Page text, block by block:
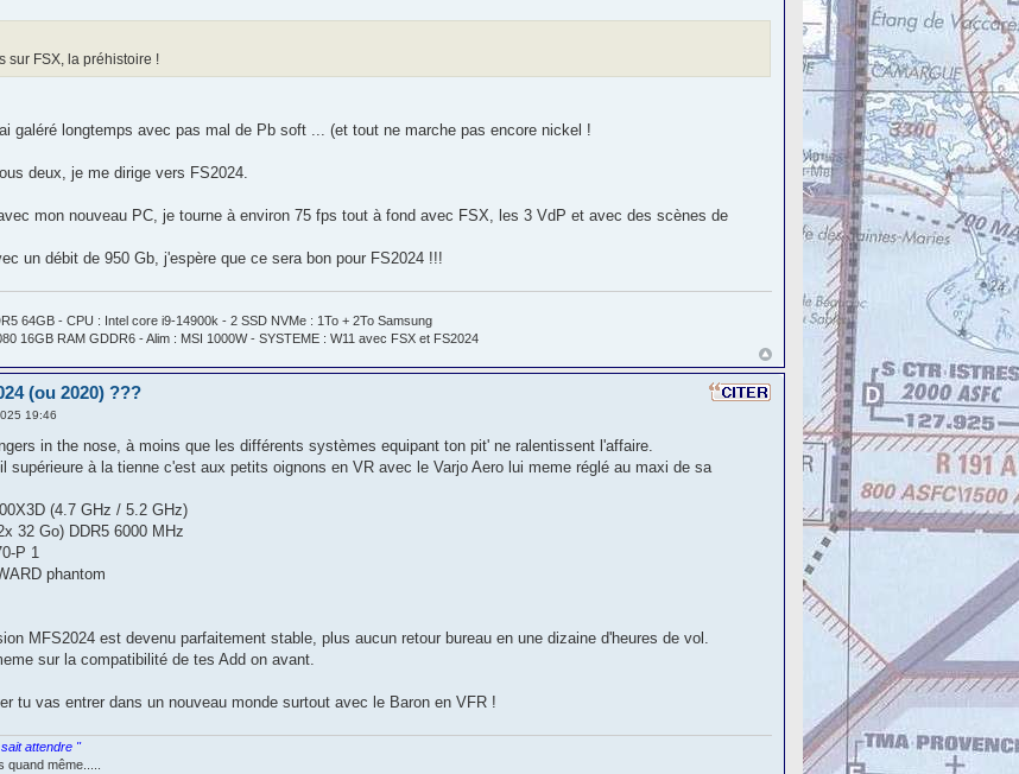
sur FSX, la préhistoire !
galéré longtemps avec pas mal de Pb soft ... (et tout ne marche pas encore nickel !
deux, je me dirige vers FS2024.
mon nouveau PC, je tourne à environ 75 fps tout à fond avec FSX, les 3 VdP et avec des scènes de
un débit de 950 Gb, j'espère que ce sera bon pour FS2024 !!!
64GB - CPU : Intel core i9-14900k - 2 SSD NVMe : 1To + 2To Samsung
16GB RAM GDDR6 - Alim : MSI 1000W - SYSTEME : W11 avec FSX et FS2024
(ou 2020) ???
19:46
in the nose, à moins que les différents systèmes equipant ton pit' ne ralentissent l'affaire.
supérieure à la tienne c'est aux petits oignons en VR avec le Varjo Aero lui meme réglé au maxi de sa
(4.7 GHz / 5.2 GHz)
32 Go) DDR5 6000 MHz
P 1
phantom
MFS2024 est devenu parfaitement stable, plus aucun retour bureau en une dizaine d'heures de vol.
sur la compatibilité de tes Add on avant.
tu vas entrer dans un nouveau monde surtout avec le Baron en VFR !
attendre "
quand même.....